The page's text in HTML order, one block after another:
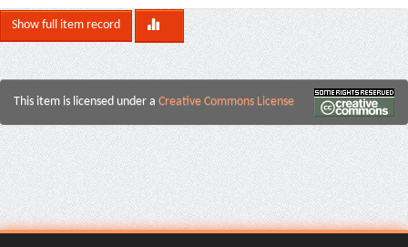
Show full item record
This item is licensed under a Creative Commons License